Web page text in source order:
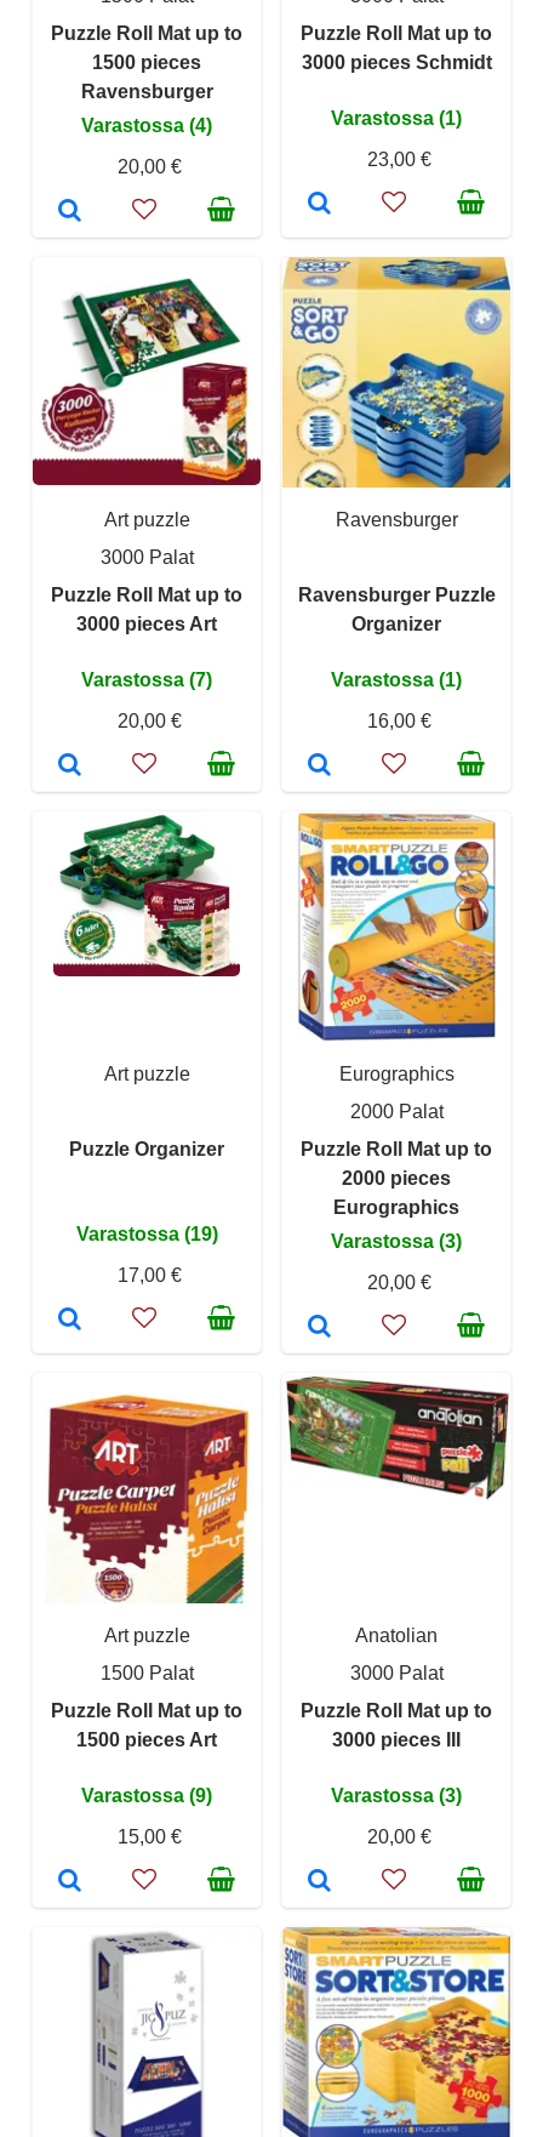
Puzzle Roll Mat up to
1500 pieces
Ravensburger
Varastossa (4)
20,00 €
Puzzle Roll Mat up to
3000 pieces Schmidt
Varastossa (1)
23,00 €
Art puzzle
3000 Palat
Puzzle Roll Mat up to
3000 pieces Art
Varastossa (7)
20,00 €
Ravensburger
Ravensburger Puzzle
Organizer
Varastossa (1)
16,00 €
Art puzzle
Puzzle Organizer
Varastossa (19)
17,00 €
Eurographics
2000 Palat
Puzzle Roll Mat up to
2000 pieces
Eurographics
Varastossa (3)
20,00 €
Art puzzle
1500 Palat
Puzzle Roll Mat up to
1500 pieces Art
Varastossa (9)
15,00 €
Anatolian
3000 Palat
Puzzle Roll Mat up to
3000 pieces III
Varastossa (3)
20,00 €